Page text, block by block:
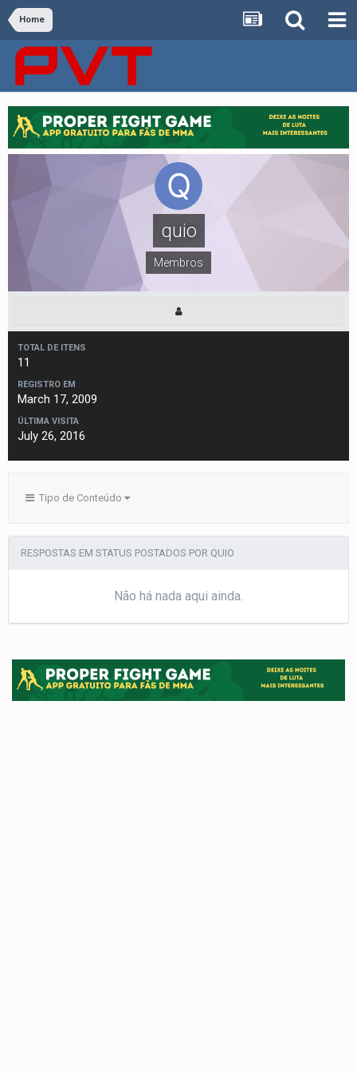
Home
quio
Membros
TOTAL DE ITENS
11
REGISTRO EM
March 17, 2009
ÚLTIMA VISITA
July 26, 2016
Tipo de Conteúdo
RESPOSTAS EM STATUS POSTADOS POR QUIO
Não há nada aqui ainda.